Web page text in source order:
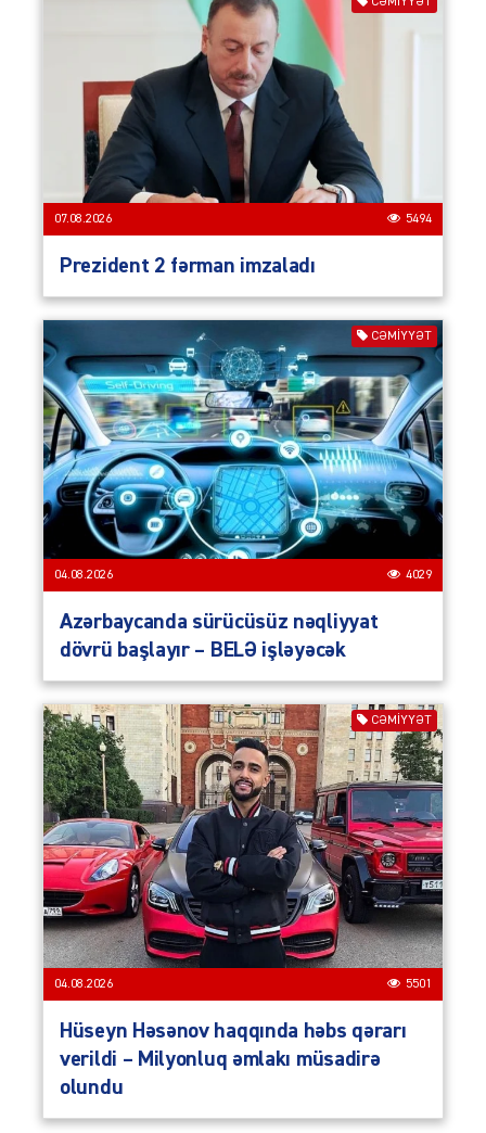
07.08.2026 5494
Prezident 2 fərman imzaladı
CƏMIYYƏT
04.08.2026 4029
Azərbaycanda sürücüsüz nəqliyyat
dövrü başlayır – BELƏ işləyəcək
CƏMIYYƏT
04.08.2026 5501
Hüseyn Həsənov haqqında həbs qərarı
verildi – Milyonluq əmlakı müsadirə
olundu